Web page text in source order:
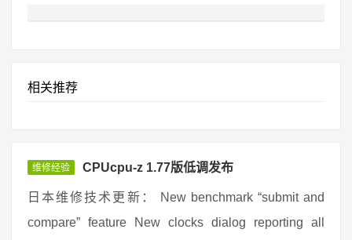
相关推荐
维修经验 CPUcpu-z 1.77版低调发布
日本维修技术更新： New benchmark “submit and
compare” feature New clocks dialog reporting all